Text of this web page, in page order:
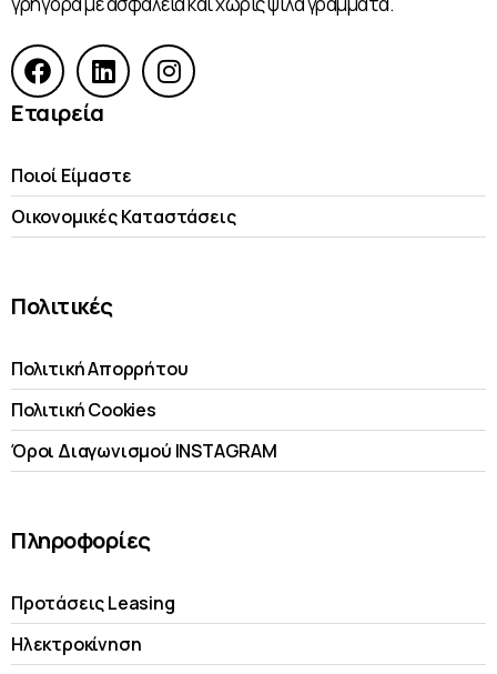
Εταιρεία
Ποιοί Είμαστε
Οικονομικές Kαταστάσεις
Πολιτικές
Πολιτική Απορρήτου
Πολιτική Cookies
Όροι Διαγωνισμού INSTAGRAM
Πληροφορίες
Προτάσεις Leasing
Ηλεκτροκίνηση